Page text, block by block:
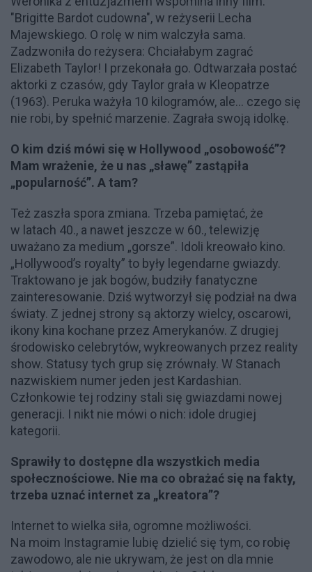
"Brigitte Bardot cudowna", w reżyserii Lecha
Majewskiego. O rolę w nim walczyła sama.
Zadzwoniła do reżysera: Chciałabym zagrać
Elizabeth Taylor! I przekonała go. Odtwarzała postać
aktorki z czasów, gdy Taylor grała w Kleopatrze
(1963). Peruka ważyła 10 kilogramów, ale... czego się
nie robi, by spełnić marzenie. Zagrała swoją idolkę.
O kim dziś mówi się w Hollywood „osobowość”?
Mam wrażenie, że u nas „sławę” zastąpiła
„popularność”. A tam?
Też zaszła spora zmiana. Trzeba pamiętać, że
w latach 40., a nawet jeszcze w 60., telewizję
uważano za medium „gorsze”. Idoli kreowało kino.
„Hollywood’s royalty” to były legendarne gwiazdy.
Traktowano je jak bogów, budziły fanatyczne
zainteresowanie. Dziś wytworzył się podział na dwa
światy. Z jednej strony są aktorzy wielcy, oscarowi,
ikony kina kochane przez Amerykanów. Z drugiej
środowisko celebrytów, wykreowanych przez reality
show. Statusy tych grup się zrównały. W Stanach
nazwiskiem numer jeden jest Kardashian.
Członkowie tej rodziny stali się gwiazdami nowej
generacji. I nikt nie mówi o nich: idole drugiej
kategorii.
Sprawiły to dostępne dla wszystkich media
społecznościowe. Nie ma co obrażać się na fakty,
trzeba uznać internet za „kreatora”?
Internet to wielka siła, ogromne możliwości.
Na moim Instagramie lubię dzielić się tym, co robię
zawodowo, ale nie ukrywam, że jest on dla mnie